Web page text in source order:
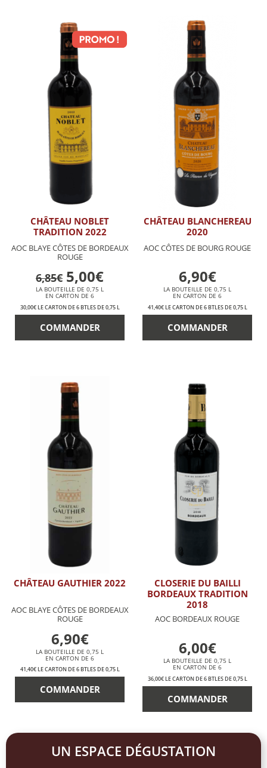
CHÂTEAU NOBLET
TRADITION 2022
AOC BLAYE CÔTES DE BORDEAUX
ROUGE
6,85€ 5,00€
LA BOUTEILLE DE 0,75 L
EN CARTON DE 6
30,00€ LE CARTON DE 6 BTLES DE 0,75 L
COMMANDER
CHÂTEAU BLANCHEREAU
2020
AOC CÔTES DE BOURG ROUGE
6,90€
LA BOUTEILLE DE 0,75 L
EN CARTON DE 6
41,40€ LE CARTON DE 6 BTLES DE 0,75 L
COMMANDER
CHÂTEAU GAUTHIER 2022
AOC BLAYE CÔTES DE BORDEAUX
ROUGE
6,90€
LA BOUTEILLE DE 0,75 L
EN CARTON DE 6
41,40€ LE CARTON DE 6 BTLES DE 0,75 L
COMMANDER
CLOSERIE DU BAILLI
BORDEAUX TRADITION
2018
AOC BORDEAUX ROUGE
6,00€
LA BOUTEILLE DE 0,75 L
EN CARTON DE 6
36,00€ LE CARTON DE 6 BTLES DE 0,75 L
COMMANDER
UN ESPACE DÉGUSTATION